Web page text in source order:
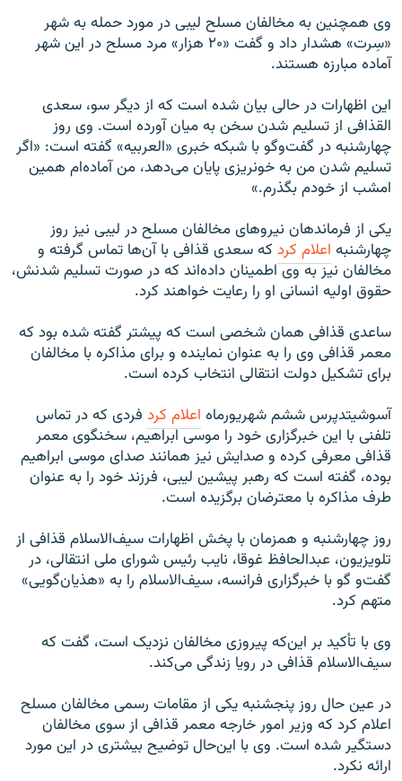
وی همچنین به مخالفان مسلح لیبی در مورد حمله به شهر
«سِرت» هشدار داد و گفت «۲۰ هزار» مرد مسلح در این شهر
آماده مبارزه هستند.
این اظهارات در حالی بیان شده است که از دیگر سو، سعدی
القذافی از تسلیم شدن سخن به میان آورده است. وی روز
چهارشنبه در گفت‌و‌گو با شبکه خبری «العربیه» گفته است: «اگر
تسلیم شدن من به خونریزی پایان می‌دهد، من آماده‌ام همین
امشب از خودم بگذرم.»
یکی از فرماندهان نیروهای مخالفان مسلح در لیبی نیز روز
چهارشنبه اعلام کرد که سعدی قذافی با آن‌ها تماس گرفته و
مخالفان نیز به وی اطمینان داده‌اند که در صورت تسلیم شدنش،
حقوق اولیه انسانی او را رعایت خواهند کرد.
ساعدی قذافی همان شخصی است که پیشتر گفته شده بود که
معمر قذافی وی را به عنوان نماینده و برای مذاکره با مخالفان
برای تشکیل دولت انتقالی انتخاب کرده است.
آسوشیتدپرس ششم شهریورماه اعلام کرد فردی که در تماس
تلفنی با این خبرگزاری خود را موسی ابراهیم، سخنگوی معمر
قذافی معرفی کرده و صدایش نیز همانند صدای موسی ابراهیم
بوده، گفته است که رهبر پیشین لیبی، فرزند خود را به عنوان
طرف مذاکره با معترضان برگزیده است.
روز چهارشنبه و همزمان با پخش اظهارات سیف‌الاسلام قذافی از
تلویزیون، عبدالحافظ غوقا، نایب رئیس شورای ملی انتقالی، در
گفت‌و گو با خبرگزاری فرانسه، سیف‌الاسلام را به «هذیان‌گویی»
متهم کرد.
وی با تأکید بر این‌که پیروزی مخالفان نزدیک است، گفت که
سیف‌الاسلام قذافی در رویا زندگی می‌کند.
در عین حال روز پنجشنبه یکی از مقامات رسمی مخالفان مسلح
اعلام کرد که وزیر امور خارجه معمر قذافی از سوی مخالفان
دستگیر شده است. وی با این‌حال توضیح بیشتری در این مورد
ارائه نکرد.